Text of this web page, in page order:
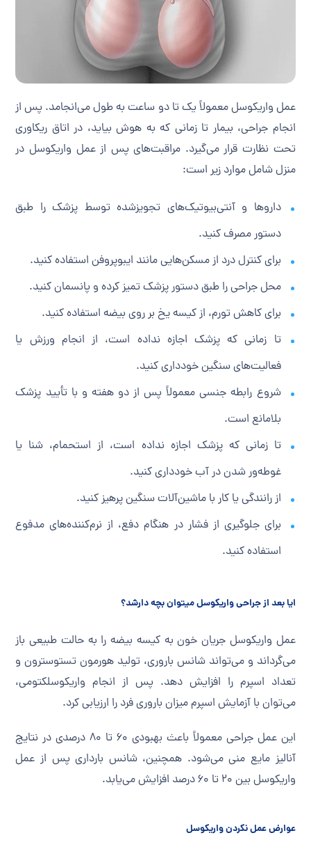
عمل واریکوسل معمولاً یک تا دو ساعت به طول می‌انجامد. پس از
انجام جراحی، بیمار تا زمانی که به هوش بیاید، در اتاق ریکاوری
تحت نظارت قرار می‌گیرد. مراقبت‌های پس از عمل واریکوسل در
منزل شامل موارد زیر است:
داروها و آنتی‌بیوتیک‌های تجویزشده توسط پزشک را طبق
دستور مصرف کنید.
برای کنترل درد از مسکن‌هایی مانند ایبوپروفن استفاده کنید.
محل جراحی را طبق دستور پزشک تمیز کرده و پانسمان کنید.
برای کاهش تورم، از کیسه یخ بر روی بیضه استفاده کنید.
تا زمانی که پزشک اجازه نداده است، از انجام ورزش یا
فعالیت‌های سنگین خودداری کنید.
شروع رابطه جنسی معمولاً پس از دو هفته و با تأیید پزشک
بلامانع است.
تا زمانی که پزشک اجازه نداده است، از استحمام، شنا یا
غوطه‌ور شدن در آب خودداری کنید.
از رانندگی یا کار با ماشین‌آلات سنگین پرهیز کنید.
برای جلوگیری از فشار در هنگام دفع، از نرم‌کننده‌های مدفوع
استفاده کنید.
ایا بعد از جراحی واریکوسل میتوان بچه دارشد؟
عمل واریکوسل جریان خون به کیسه بیضه را به حالت طبیعی باز
می‌گرداند و می‌تواند شانس باروری، تولید هورمون تستوسترون و
تعداد اسپرم را افزایش دهد. پس از انجام واریکوسلکتومی،
می‌توان با آزمایش اسپرم میزان باروری فرد را ارزیابی کرد.
این عمل جراحی معمولاً باعث بهبودی ۶۰ تا ۸۰ درصدی در نتایج
آنالیز مایع منی می‌شود. همچنین، شانس بارداری پس از عمل
واریکوسل بین ۲۰ تا ۶۰ درصد افزایش می‌یابد.
عوارض عمل نکردن واریکوسل